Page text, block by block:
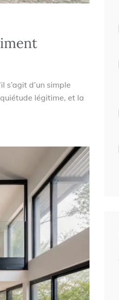
s’agit d’un simple
légitime, et la